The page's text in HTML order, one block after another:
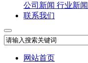
公司新闻 行业新闻
联系我们
网站首页